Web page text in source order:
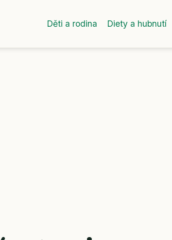
Děti a rodina Diety a hubnutí